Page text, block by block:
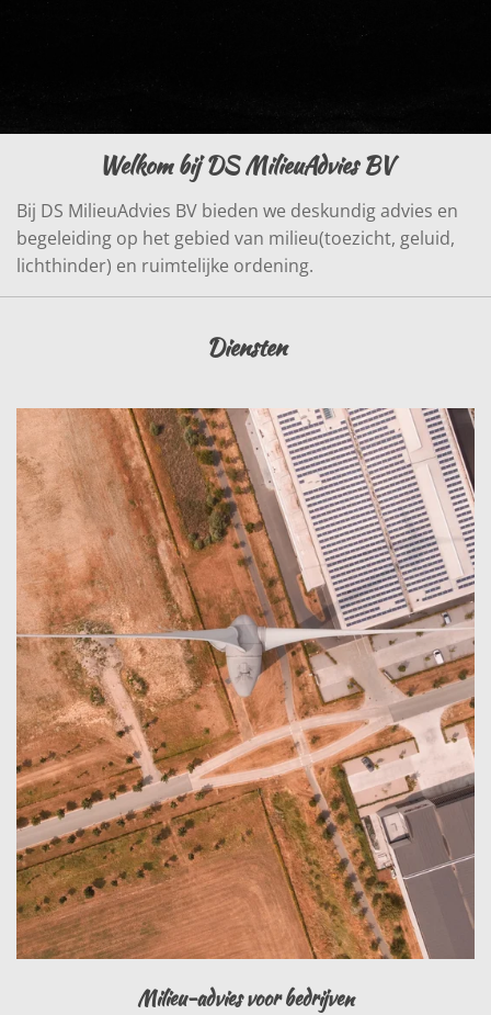
Welkom bij DS MilieuAdvies BV
Bij DS MilieuAdvies BV bieden we deskundig advies en
begeleiding op het gebied van milieu(toezicht, geluid,
lichthinder) en ruimtelijke ordening.
Diensten
Milieu-advies voor bedrijven